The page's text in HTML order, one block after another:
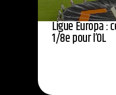
Ligue Europa :
1/8e pour l’OL